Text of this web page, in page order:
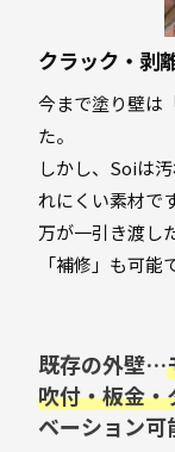
クラック・剥
今まで塗り壁は
た。
しかし、Soiは
れにくい素材です
万が一引き渡し
「補修」も可能
既存の外壁…
吹付・板金・
ベーション可